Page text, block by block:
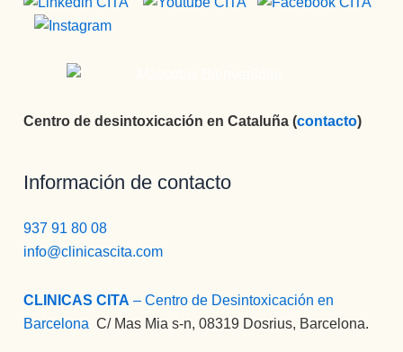
Centro de desintoxicación en Cataluña (contacto)
Información de contacto
937 91 80 08
info@clinicascita.com
CLINICAS CITA – Centro de Desintoxicación en
Barcelona :C/ Mas Mia s-n, 08319 Dosrius, Barcelona.